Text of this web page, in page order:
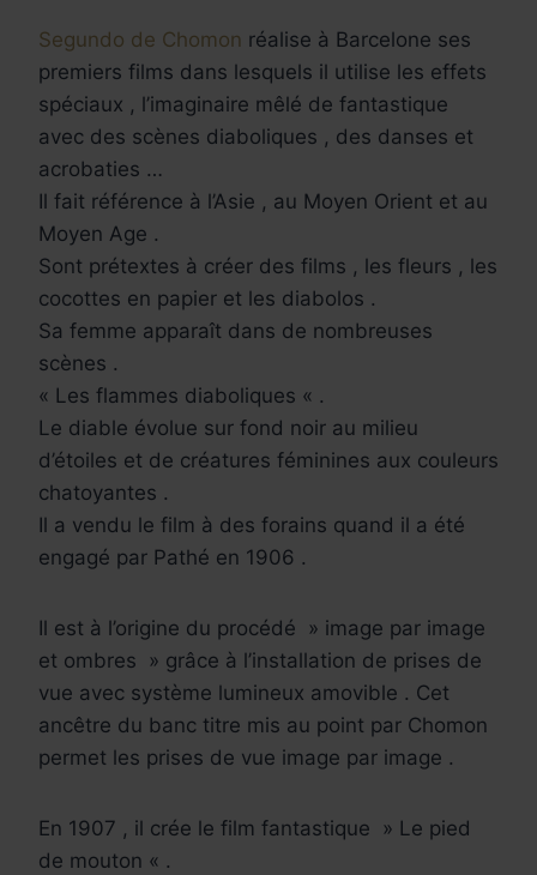
Segundo de Chomon réalise à Barcelone ses
premiers films dans lesquels il utilise les effets
spéciaux , l’imaginaire mêlé de fantastique
avec des scènes diaboliques , des danses et
acrobaties …
Il fait référence à l’Asie , au Moyen Orient et au
Moyen Age .
Sont prétextes à créer des films , les fleurs , les
cocottes en papier et les diabolos .
Sa femme apparaît dans de nombreuses
scènes .
« Les flammes diaboliques « .
Le diable évolue sur fond noir au milieu
d’étoiles et de créatures féminines aux couleurs
chatoyantes .
Il a vendu le film à des forains quand il a été
engagé par Pathé en 1906 .
Il est à l’origine du procédé » image par image
et ombres » grâce à l’installation de prises de
vue avec système lumineux amovible . Cet
ancêtre du banc titre mis au point par Chomon
permet les prises de vue image par image .
En 1907 , il crée le film fantastique » Le pied
de mouton « .